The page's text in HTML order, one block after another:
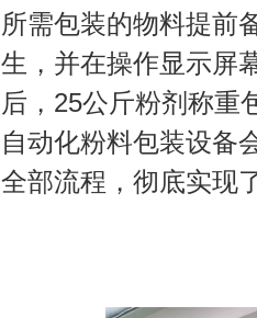
所需包装的物料提前
生，并在操作显示屏
后，25公斤粉剂称重
自动化粉料包装设备
全部流程，彻底实现